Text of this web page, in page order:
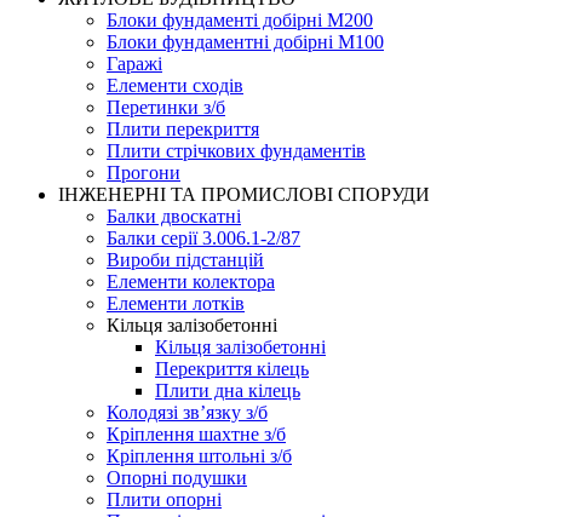
Блоки фундаменті добірні М200
Блоки фундаментні добірні М100
Гаражі
Елементи сходів
Перетинки з/б
Плити перекриття
Плити стрічкових фундаментів
Прогони
ІНЖЕНЕРНІ ТА ПРОМИСЛОВІ СПОРУДИ
Балки двоскатні
Балки серії 3.006.1-2/87
Вироби підстанцій
Елементи колектора
Елементи лотків
Кільця залізобетонні
Кільця залізобетонні
Перекриття кілець
Плити дна кілець
Колодязі зв’язку з/б
Кріплення шахтне з/б
Кріплення штольні з/б
Опорні подушки
Плити опорні